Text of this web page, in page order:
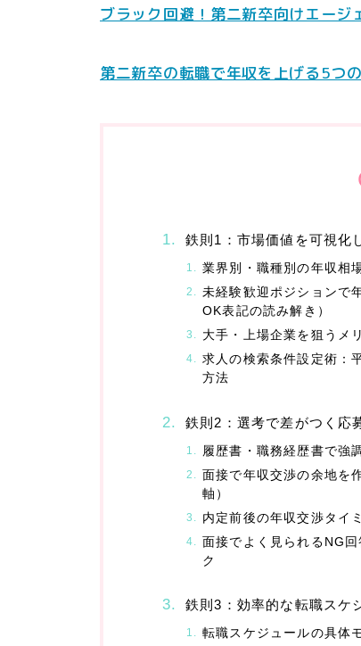
ブラック回避！第二新卒向けエージ
第二新卒の転職で年収を上げる5つ
鉄則1：市場価値を可視化
業界別・職種別の年収相
未経験歓迎ポジションで
OK表記の読み解き）
大手・上場企業を狙うメ
求人の検索条件設定術：
方法
鉄則2：選考で差がつく応
履歴書・職務経歴書で強
面接で年収交渉の余地を
軸）
内定前後の年収交渉タイ
面接でよく見られるNG
ク
鉄則3：効率的な転職スケ
転職スケジュールの具体